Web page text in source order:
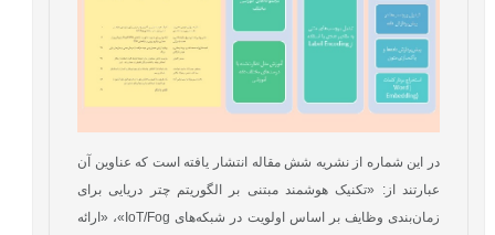
در این شماره از نشریه شش مقاله انتشار یافته است که عناوین آن
عبارتند از: «تکنیک هوشمند مبتنی بر الگوریتم چتر دریایی برای
زمان‌بندی وظایف بر اساس اولویت در شبکه‌های IoT/Fog»، «ارائه